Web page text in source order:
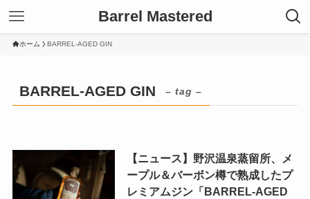
Barrel Mastered
ホーム BARREL-AGED GIN
BARREL-AGED GIN – tag –
【ニュース】野沢温泉蒸留所、メ
ープル＆バーボン樽で熟成したプ
レミアムジン「BARREL-AGED